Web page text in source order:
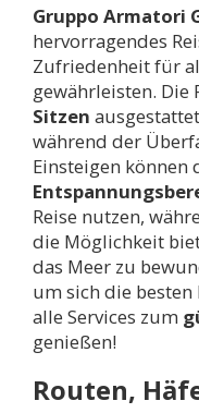
Gruppo Armatori
hervorragendes
Zufriedenheit für
gewährleisten. Die
Sitzen
während der
Einsteigen können
Reise nutzen,
die Möglichkeit
das Meer zu
um sich die besten
alle Services zum
genießen!
Routen,